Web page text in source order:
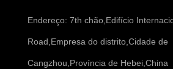
Endereço: 7th chão,Edifício
Road,Empresa do distrito,Cidade de
Cangzhou,Província de Hebei,China